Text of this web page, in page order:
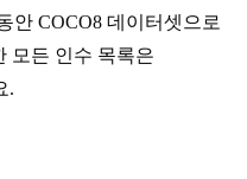
안 COCO8 데이터셋으로
모든 인수 목록은
.